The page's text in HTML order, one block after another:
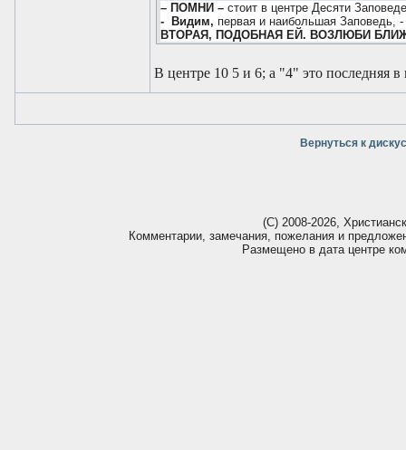
– ПОМНИ – стоит в центре Десяти
- Видим, первая и наибольшая Заповедь,
ВТОРАЯ, ПОДОБНАЯ ЕЙ. ВОЗЛЮБИ
В центре 10 5 и 6; а "4" это последняя
Вернуться к
(С) 2008-2026,
Комментарии, замечания, пожелания и
Размещено в дата центре